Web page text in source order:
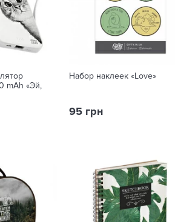
mAh «Эй,
Набор наклеек «Love»
95 грн